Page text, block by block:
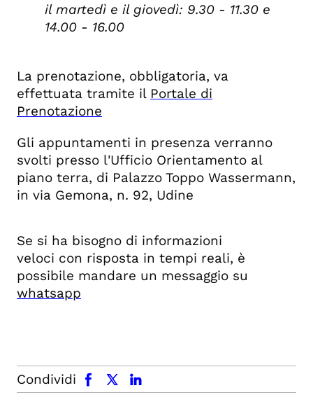
il martedì e il giovedì: 9.30 - 11.30 e
14.00 - 16.00
La prenotazione, obbligatoria, va
effettuata tramite il Portale di
Prenotazione
Gli appuntamenti in presenza verranno
svolti presso l'Ufficio Orientamento al
piano terra, di Palazzo Toppo Wassermann,
in via Gemona, n. 92, Udine
Se si ha bisogno di informazioni
veloci con risposta in tempi reali, è
possibile mandare un messaggio su
whatsapp
Condividi
facebook x.com linkedin